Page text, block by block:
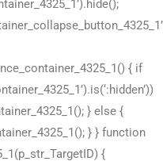
{ if
} else {
} } function
{